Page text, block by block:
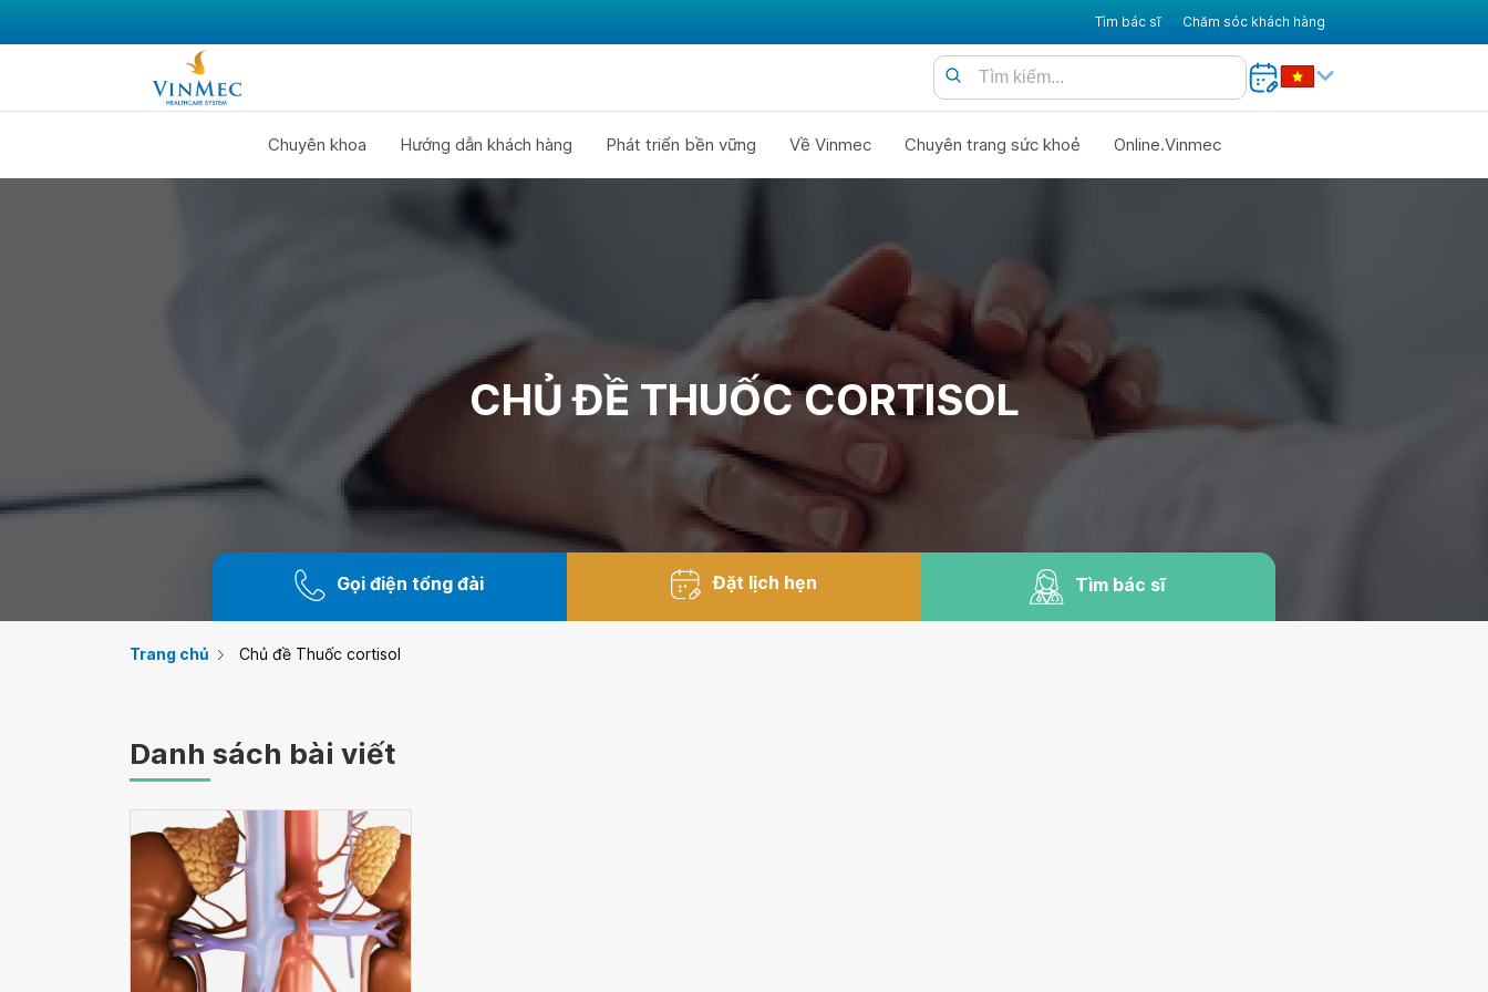
Tìm bác sĩ Chăm sóc khách hàng
Chuyên khoa Hướng dẫn khách hàng Phát triển bền vững Về Vinmec Chuyên trang sức khoẻ Online.Vinmec
CHỦ ĐỀ THUỐC CORTISOL
Gọi điện tổng đài Đặt lịch hẹn Tìm bác sĩ
Trang chủ Chủ đề Thuốc cortisol
Danh sách bài viết